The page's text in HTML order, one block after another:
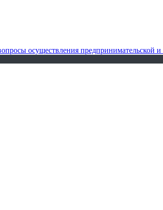
осуществления предпринимательской